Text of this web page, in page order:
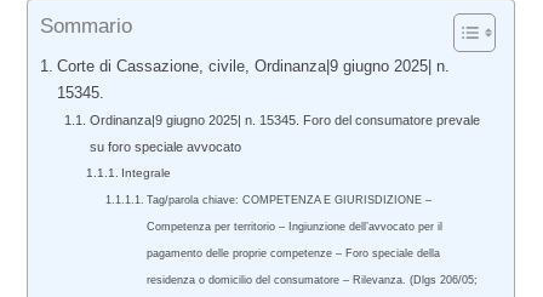
Sommario
Corte di Cassazione, civile, Ordinanza|9 giugno 2025| n.
15345.
Ordinanza|9 giugno 2025| n. 15345. Foro del consumatore prevale
su foro speciale avvocato
Integrale
Tag/parola chiave: COMPETENZA E GIURISDIZIONE –
Competenza per territorio – Ingiunzione dell’avvocato per il
pagamento delle proprie competenze – Foro speciale della
residenza o domicilio del consumatore – Rilevanza. (Dlgs 206/05;